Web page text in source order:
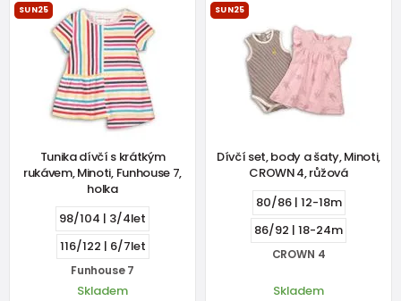
SUN25
Tunika dívčí s krátkým
rukávem, Minoti, Funhouse 7,
holka
98/104 | 3/4let
116/122 | 6/7let
Funhouse 7
Skladem
SUN25
Dívčí set, body a šaty, Minoti,
CROWN 4, růžová
80/86 | 12-18m
86/92 | 18-24m
CROWN 4
Skladem